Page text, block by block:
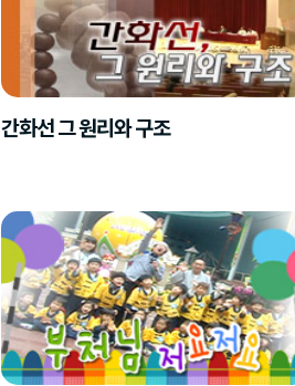
간화선 그 원리와 구조